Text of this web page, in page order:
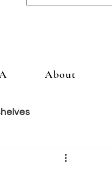
About